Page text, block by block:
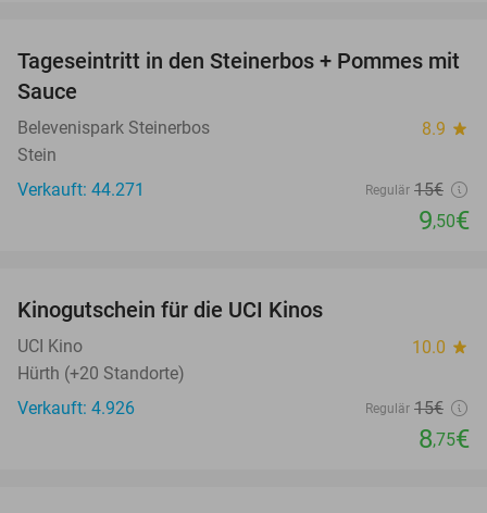
37%
Tageseintritt in den Steinerbos + Pommes mit
Sauce
Belevenispark Steinerbos 8.9 star
Stein
Verkauft: 44.271
Regulär 15€
9,50€
Kinogutschein für die UCI Kinos
UCI Kino 10.0 star
Hürth (+20 Standorte)
Verkauft: 4.926
Regulär 15€
8,75€